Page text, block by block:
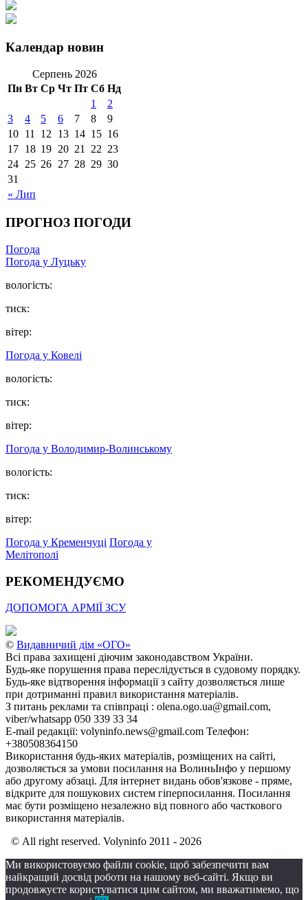
Календар новин
Серпень 2026
Пн Вт Ср Чт Пт Сб Нд
« Лип
1
2
3
4 5 6 7 8
9
10 11 12 13 14 15 16
17 18 19 20 21 22 23
24 25 26 27 28 29 30
31
ПРОГНОЗ ПОГОДИ
Погода
Погода у Луцьку
вологість:
тиск:
вітер:
Погода у Ковелі
вологість:
тиск:
вітер:
Погода у Володимир-Волинському
вологість:
тиск:
вітер:
Погода у Кременчуці Погода у
Мелітополі
РЕКОМЕНДУЄМО
ДОПОМОГА АРМІЇ ЗСУ
© Видавничий дім «ОГО»
Всі права захищені діючим законодавством України.
Будь-яке порушення права переслідується в судовому порядку.
Будь-яке відтворення інформації з сайту дозволяється лише
при дотриманні правил використання матеріалів.
З питань реклами та співпраці : olena.ogo.ua@gmail.com,
viber/whatsapp 050 339 33 34
E-mail редакції: volyninfo.news@gmail.com Телефон:
+380508364150
Використання будь-яких матеріалів, розміщених на сайті,
дозволяється за умови посилання на ВолиньІнфо у першому
або другому абзаці. Для інтернет видань обов'язкове - пряме,
відкрите для пошукових систем гіперпосилання. Посилання
має бути розміщено незалежно від повного або часткового
використання матеріалів.
© All right reserved. Volyninfo 2011 - 2026
Ми використовуємо файли cookie, щоб забезпечити вам
найкращий досвід роботи на нашому веб-сайті. Якщо ви
продовжуєте користуватися цим сайтом, ми вважатимемо, що